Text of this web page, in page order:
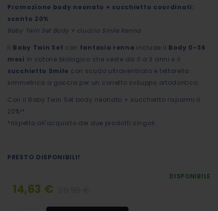
Promozione body neonato + succhietto coordinati:
sconto 20%
Baby Twin Set Body + ciuccio Smile Renna
Il Baby Twin Set con fantasia renna include il Body 0-36
mesi in cotone biologico che veste da 0 a 3 anni e il
succhietto Smile con scudo ultraventilato e tettarella
simmetrica a goccia per un corretto sviluppo ortodontico.
Con il Baby Twin Set body neonato + succhietto risparmi il
20%!*
*rispetto all'acquisto dei due prodotti singoli.
PRESTO DISPONIBILI!
DISPONIBILE
Special
14,63 €